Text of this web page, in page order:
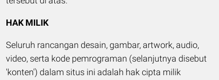
HAK MILIK
Seluruh rancangan desain, gambar, artwork, audio,
video, serta kode pemrograman (selanjutnya disebut
'konten') dalam situs ini adalah hak cipta milik